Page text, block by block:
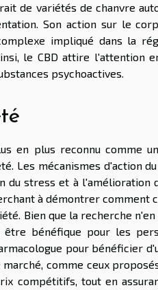
de variétés de chanvre
Son action sur le
impliqué dans la
le CBD attire l'attention
psychoactives.
en plus reconnu comme
Les mécanismes d'action
du stress et à l'amélioration
à démontrer comment
Bien que la recherche n'en
bénéfique pour les
pour bénéficier
comme ceux
compétitifs, tout en